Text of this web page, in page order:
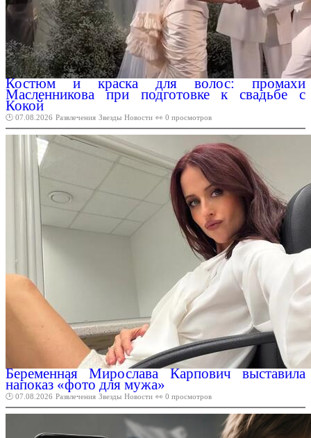
Костюм и краска для волос: промахи
Масленникова при подготовке к свадьбе с
Кокой
🕑 07.08.2026 Развлечения Звезды Новости 👀 0 просмотров
Беременная Мирослава Карпович выставила
напоказ «фото для мужа»
🕑 07.08.2026 Развлечения Звезды Новости 👀 0 просмотров